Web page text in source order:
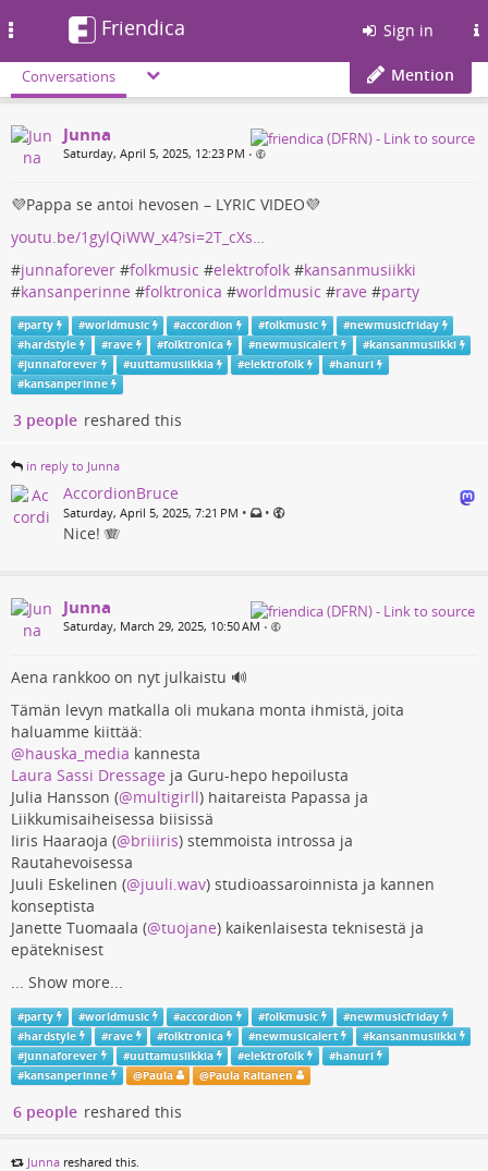
Friendica Sign in
Conversations Mention
Junna
Saturday, April 5, 2025, 12:23 PM •
💜Pappa se antoi hevosen – LYRIC VIDEO💜
youtu.be/1gylQiWW_x4?si=2T_cXs…
#junnaforever #folkmusic #elektrofolk #kansanmusiikki
#kansanperinne #folktronica #worldmusic #rave #party
#party #worldmusic #accordion #folkmusic #newmusicfriday
#hardstyle #rave #folktronica #newmusicalert #kansanmusiikki
#junnaforever #uuttamusiikkia #elektrofolk #hanuri
#kansanperinne
3 people reshared this
in reply to Junna
AccordionBruce
Saturday, April 5, 2025, 7:21 PM • •
Nice! 🪗
Junna
Saturday, March 29, 2025, 10:50 AM •
Aena rankkoo on nyt julkaistu 🔊
Tämän levyn matkalla oli mukana monta ihmistä, joita
haluamme kiittää:
@hauska_media kannesta
Laura Sassi Dressage ja Guru-hepo hepoilusta
Julia Hansson (@multigirll) haitareista Papassa ja
Liikkumisaiheisessa biisissä
Iiris Haaraoja (@briiiris) stemmoista introssa ja
Rautahevoisessa
Juuli Eskelinen (@juuli.wav) studioassaroinnista ja kannen
konseptista
Janette Tuomaala (@tuojane) kaikenlaisesta teknisestä ja
epäteknisest
... Show more...
#party #worldmusic #accordion #folkmusic #newmusicfriday
#hardstyle #rave #folktronica #newmusicalert #kansanmusiikki
#junnaforever #uuttamusiikkia #elektrofolk #hanuri
#kansanperinne @Paula @Paula Raitanen
6 people reshared this
Junna reshared this.